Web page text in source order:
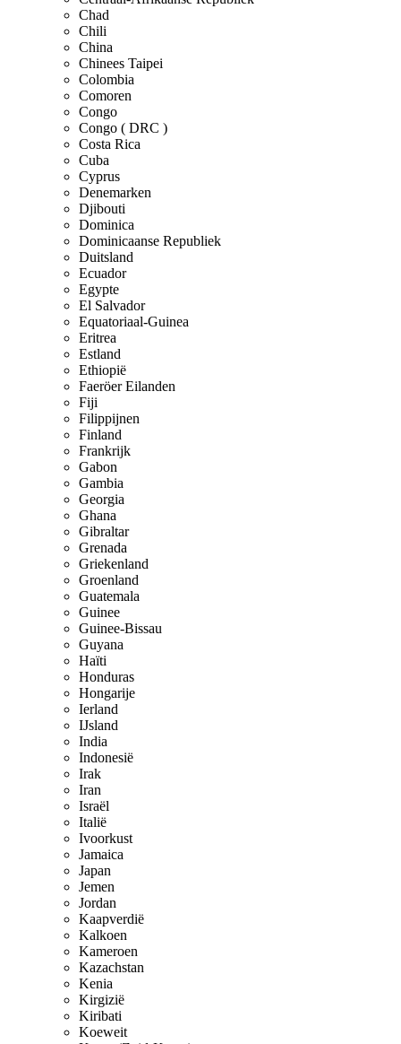
Chad
Chili
China
Chinees Taipei
Colombia
Comoren
Congo
Congo ( DRC )
Costa Rica
Cuba
Cyprus
Denemarken
Djibouti
Dominica
Dominicaanse Republiek
Duitsland
Ecuador
Egypte
El Salvador
Equatoriaal-Guinea
Eritrea
Estland
Ethiopië
Faeröer Eilanden
Fiji
Filippijnen
Finland
Frankrijk
Gabon
Gambia
Georgia
Ghana
Gibraltar
Grenada
Griekenland
Groenland
Guatemala
Guinee
Guinee-Bissau
Guyana
Haïti
Honduras
Hongarije
Ierland
IJsland
India
Indonesië
Irak
Iran
Israël
Italië
Ivoorkust
Jamaica
Japan
Jemen
Jordan
Kaapverdië
Kalkoen
Kameroen
Kazachstan
Kenia
Kirgizië
Kiribati
Koeweit